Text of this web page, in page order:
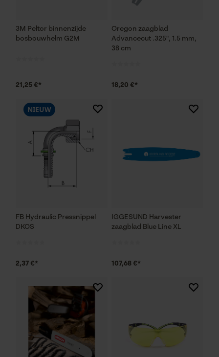
3M Peltor binnenzijde
bosbouwhelm G2M
21,25 €*
Oregon zaagblad
Advancecut .325", 1.5 mm,
38 cm
18,20 €*
FB Hydraulic Pressnippel
DKOS
NIEUW
2,37 €*
IGGESUND Harvester
zaagblad Blue Line XL
107,68 €*